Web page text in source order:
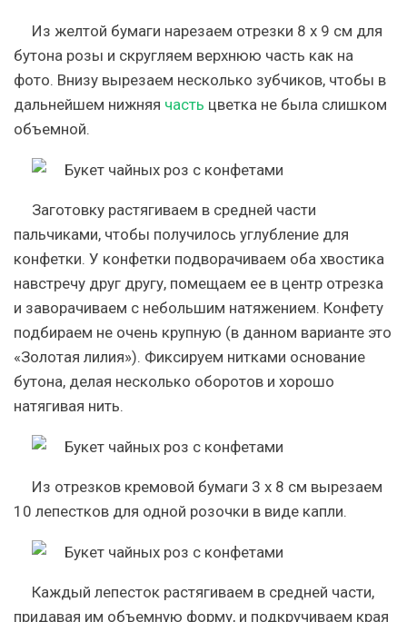
Из желтой бумаги нарезаем отрезки 8 х 9 см для
бутона розы и скругляем верхнюю часть как на
фото. Внизу вырезаем несколько зубчиков, чтобы в
дальнейшем нижняя часть цветка не была слишком
объемной.
Заготовку растягиваем в средней части
пальчиками, чтобы получилось углубление для
конфетки. У конфетки подворачиваем оба хвостика
навстречу друг другу, помещаем ее в центр отрезка
и заворачиваем с небольшим натяжением. Конфету
подбираем не очень крупную (в данном варианте это
«Золотая лилия»). Фиксируем нитками основание
бутона, делая несколько оборотов и хорошо
натягивая нить.
Из отрезков кремовой бумаги 3 х 8 см вырезаем
10 лепестков для одной розочки в виде капли.
Каждый лепесток растягиваем в средней части,
придавая им объемную форму, и подкручиваем края